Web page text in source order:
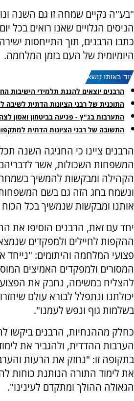
"בע"ה נקיים שמחה זו גם השנה
הניסים הגלויים שאנו רואים בכל
כתבו הרבנים, תוך התייחסות
היומיומית של העם בזמן המלחמה.
עוד באותו נושא:
הרבנים יוצאים להגנת תלמידי הישיבות
התוכנית של רבני הציונות הדתית לשיבה
התערבות בג"ץ - פגיעה בביטחון ואסון
התשובה של רבני הציונות הדתית
הרבנים ציינו כי החגיגה השנה
המשפחות השכולות, אשר
הקהילה ומבקשות להמשיך
ונשמח בחג הזה גם בשם
אותנו ומבקשות שנמשיך בכל
יחד עם זאת, הרבנים הוסיפו את
ההקפות לחיילים ולמפקדים
פצועי המלחמה והיתומים: "נייחד
המסורים ולמפקדים האמיצים
להצליח במשימה, נחבק את
יכולתנו ונתפלל לבורא עולם
בשלמות גוף ונפש לעמנו".
כחלק מההנחיות, הרבנים ביקשו
הערבות ההדדית, ולהגביר את
בתקופה זו: "נחזק את הרעות
את לימוד התורה הנותנת כוחות
הגאולה ההולך ומתקדם לעינינו".